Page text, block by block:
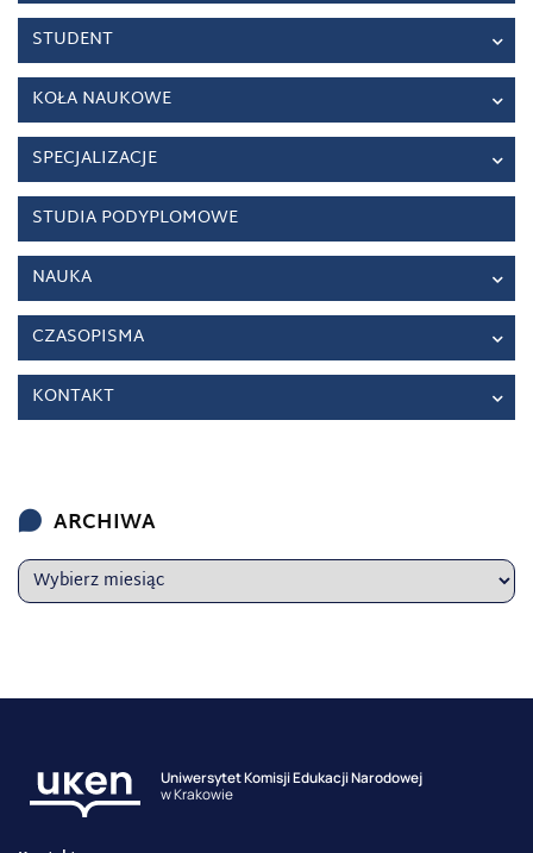
STUDENT
KOŁA NAUKOWE
SPECJALIZACJE
STUDIA PODYPLOMOWE
NAUKA
CZASOPISMA
KONTAKT
ARCHIWA
Uniwersytet Komisji Edukacji Narodowej
w Krakowie